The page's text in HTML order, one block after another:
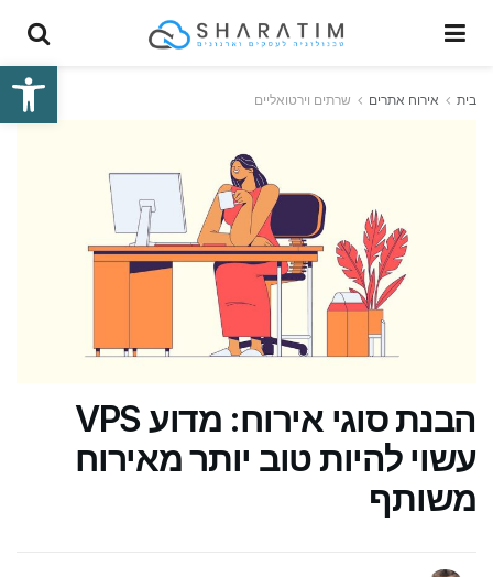
פתח
בית אירוח אתרים שרתים וירטואליים
הבנת סוגי אירוח: מדוע VPS
עשוי להיות טוב יותר מאירוח
משותף